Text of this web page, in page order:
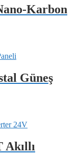
Karbon
Güneş